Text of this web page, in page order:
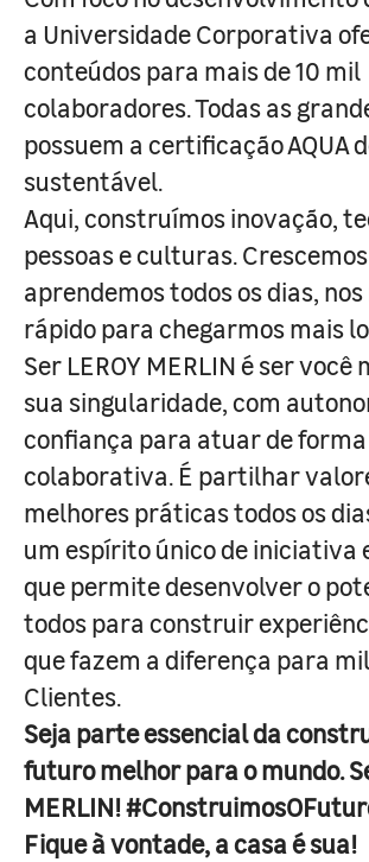
a Universidade Corporativa
conteúdos para mais de 10 mil
colaboradores. Todas as
possuem a certificação AQUA
sustentável.
Aqui, construímos inovação,
pessoas e culturas.
aprendemos todos os dias,
rápido para chegarmos mais
Ser LEROY MERLIN é ser você
sua singularidade, com
confiança para atuar de forma
colaborativa. É partilhar
melhores práticas todos os
um espírito único de iniciativa
que permite desenvolver o
todos para construir
que fazem a diferença para
Clientes.
Seja parte essencial da
futuro melhor para o mundo.
MERLIN!
Fique à vontade, a casa é sua!